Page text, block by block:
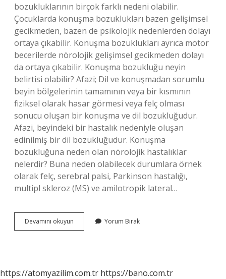
bozukluklarının birçok farklı nedeni olabilir.
Çocuklarda konuşma bozuklukları bazen gelişimsel
gecikmeden, bazen de psikolojik nedenlerden dolayı
ortaya çıkabilir. Konuşma bozuklukları ayrıca motor
becerilerde nörolojik gelişimsel gecikmeden dolayı
da ortaya çıkabilir. Konuşma bozukluğu neyin
belirtisi olabilir? Afazi; Dil ve konuşmadan sorumlu
beyin bölgelerinin tamamının veya bir kısmının
fiziksel olarak hasar görmesi veya felç olması
sonucu oluşan bir konuşma ve dil bozukluğudur.
Afazi, beyindeki bir hastalık nedeniyle oluşan
edinilmiş bir dil bozukluğudur. Konuşma
bozukluğuna neden olan nörolojik hastalıklar
nelerdir? Buna neden olabilecek durumlara örnek
olarak felç, serebral palsi, Parkinson hastalığı,
multipl skleroz (MS) ve amilotropik lateral…
Devamını okuyun Konuşma
Bozukluğu
Yorum Bırak
https://atomyazilim.com.tr https://bano.com.tr